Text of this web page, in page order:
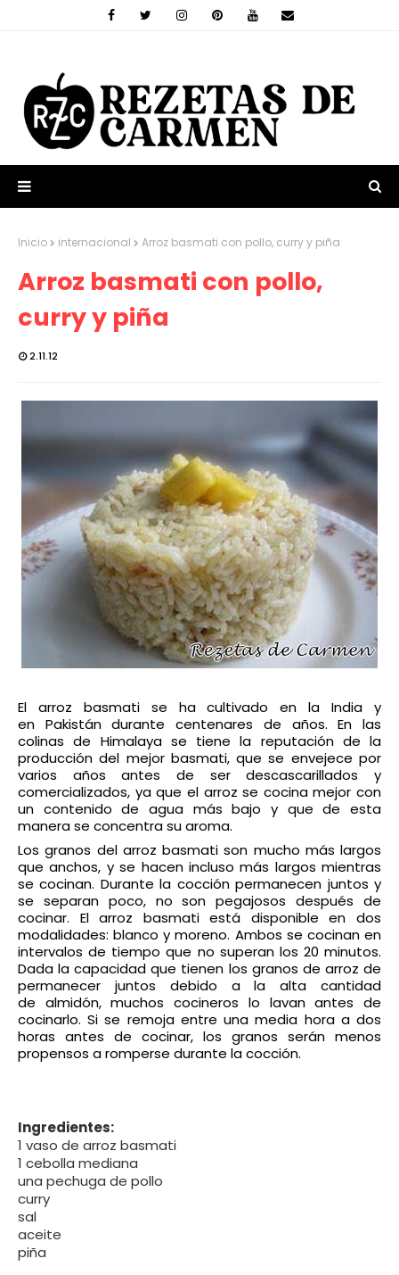
Inicio internacional Arroz basmati con pollo, curry y piña
Arroz basmati con pollo,
curry y piña
2.11.12
El arroz basmati se ha cultivado en la India y
en Pakistán durante centenares de años. En las
colinas de Himalaya se tiene la reputación de la
producción del mejor basmati, que se envejece por
varios años antes de ser descascarillados y
comercializados, ya que el arroz se cocina mejor con
un contenido de agua más bajo y que de esta
manera se concentra su aroma.
Los granos del arroz basmati son mucho más largos
que anchos, y se hacen incluso más largos mientras
se cocinan. Durante la cocción permanecen juntos y
se separan poco, no son pegajosos después de
cocinar. El arroz basmati está disponible en dos
modalidades: blanco y moreno. Ambos se cocinan en
intervalos de tiempo que no superan los 20 minutos.
Dada la capacidad que tienen los granos de arroz de
permanecer juntos debido a la alta cantidad
de almidón, muchos cocineros lo lavan antes de
cocinarlo. Si se remoja entre una media hora a dos
horas antes de cocinar, los granos serán menos
propensos a romperse durante la cocción.
Ingredientes:
1 vaso de arroz basmati
1 cebolla mediana
una pechuga de pollo
curry
sal
aceite
piña